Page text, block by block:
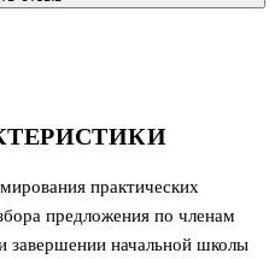
практических
предложения по членам
завершении начальной школы